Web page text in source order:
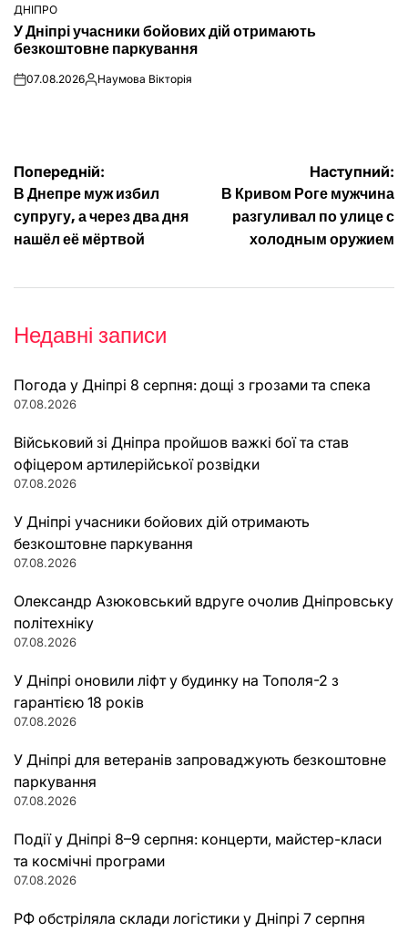
ОПУБЛІКУВАТИ
У
ДНІПРО
У Дніпрі учасники бойових дій отримають
безкоштовне паркування
on07.08.2026Опубліковано
Наумова Вікторія
Навігація
записів
Попередній:
В Днепре муж избил
супругу, а через два дня
нашёл её мёртвой
Наступний:
В Кривом Роге мужчина
разгуливал по улице с
холодным оружием
Недавні записи
Погода у Дніпрі 8 серпня: дощі з грозами та спека
07.08.2026
Військовий зі Дніпра пройшов важкі бої та став
офіцером артилерійської розвідки
07.08.2026
У Дніпрі учасники бойових дій отримають
безкоштовне паркування
07.08.2026
Олександр Азюковський вдруге очолив Дніпровську
політехніку
07.08.2026
У Дніпрі оновили ліфт у будинку на Тополя-2 з
гарантією 18 років
07.08.2026
У Дніпрі для ветеранів запроваджують безкоштовне
паркування
07.08.2026
Події у Дніпрі 8–9 серпня: концерти, майстер-класи
та космічні програми
07.08.2026
РФ обстріляла склади логістики у Дніпрі 7 серпня